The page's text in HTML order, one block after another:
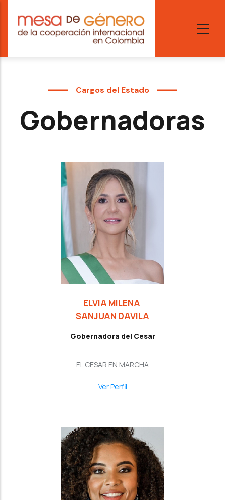
main
content
Cargos del Estado
Gobernadoras
ELVIA MILENA
SANJUAN DAVILA
Gobernadora del Cesar
EL CESAR EN MARCHA
Ver Perfil